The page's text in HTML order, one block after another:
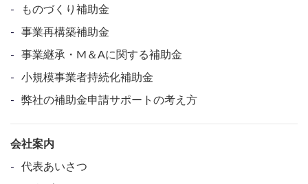
ものづくり補助金
事業再構築補助金
事業継承・M＆Aに関する補助金
小規模事業者持続化補助金
弊社の補助金申請サポートの考え方
会社案内
代表あいさつ